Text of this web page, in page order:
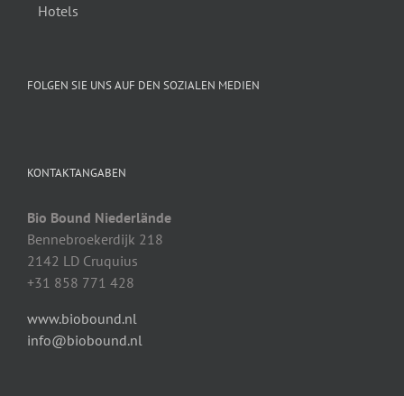
Hotels
FOLGEN SIE UNS AUF DEN SOZIALEN MEDIEN
KONTAKTANGABEN
Bio Bound Niederlände
Bennebroekerdijk 218
2142 LD Cruquius
+31 858 771 428
www.biobound.nl
info@biobound.nl